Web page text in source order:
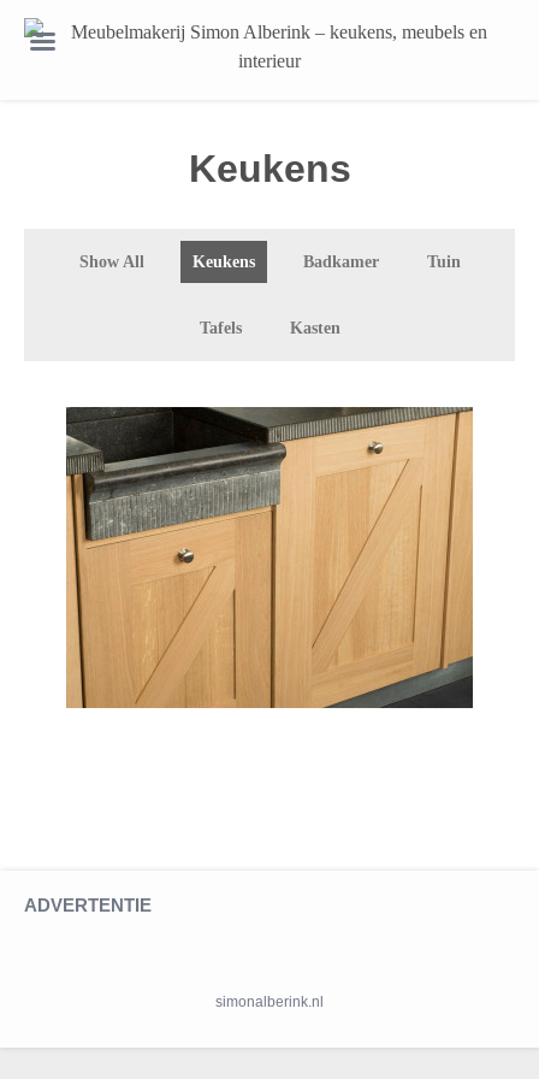
Keukens
Show All Keukens Badkamer Tuin
Tafels Kasten
ADVERTENTIE
simonalberink.nl